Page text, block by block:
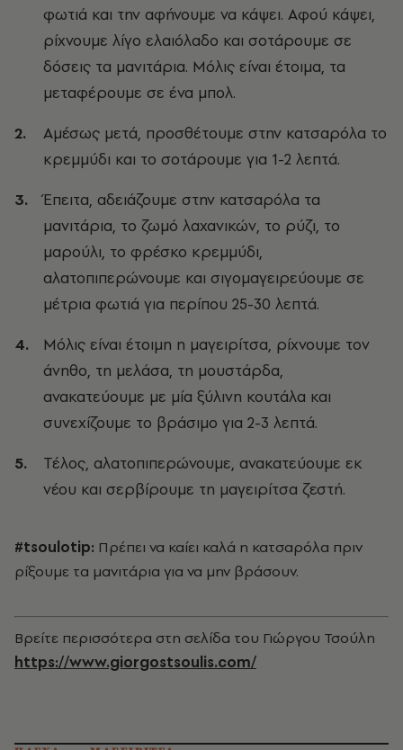
φωτιά και την αφήνουμε να κάψει. Αφού κάψει,
ρίχνουμε λίγο ελαιόλαδο και σοτάρουμε σε
δόσεις τα μανιτάρια. Μόλις είναι έτοιμα, τα
μεταφέρουμε σε ένα μπολ.
Αμέσως μετά, προσθέτουμε στην κατσαρόλα το
κρεμμύδι και το σοτάρουμε για 1-2 λεπτά.
Έπειτα, αδειάζουμε στην κατσαρόλα τα
μανιτάρια, το ζωμό λαχανικών, το ρύζι, το
μαρούλι, το φρέσκο κρεμμύδι,
αλατοπιπερώνουμε και σιγομαγειρεύουμε σε
μέτρια φωτιά για περίπου 25-30 λεπτά.
Μόλις είναι έτοιμη η μαγειρίτσα, ρίχνουμε τον
άνηθο, τη μελάσα, τη μουστάρδα,
ανακατεύουμε με μία ξύλινη κουτάλα και
συνεχίζουμε το βράσιμο για 2-3 λεπτά.
Τέλος, αλατοπιπερώνουμε, ανακατεύουμε εκ
νέου και σερβίρουμε τη μαγειρίτσα ζεστή.
#tsoulotip: Πρέπει να καίει καλά η κατσαρόλα πριν
ρίξουμε τα μανιτάρια για να μην βράσουν.
Βρείτε περισσότερα στη σελίδα του Γιώργου Τσούλη
https://www.giorgostsoulis.com/